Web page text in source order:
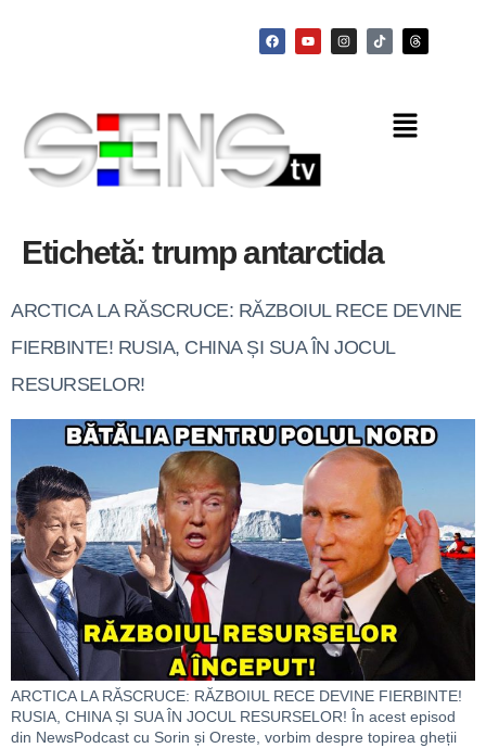
Etichetă: trump antarctida
ARCTICA LA RĂSCRUCE: RĂZBOIUL RECE DEVINE
FIERBINTE! RUSIA, CHINA ȘI SUA ÎN JOCUL
RESURSELOR!
ARCTICA LA RĂSCRUCE: RĂZBOIUL RECE DEVINE FIERBINTE!
RUSIA, CHINA ȘI SUA ÎN JOCUL RESURSELOR! În acest episod
din NewsPodcast cu Sorin și Oreste, vorbim despre topirea gheții